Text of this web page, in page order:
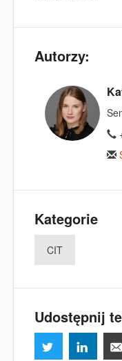
Autorzy:
Kategorie
CIT
Udostępnij